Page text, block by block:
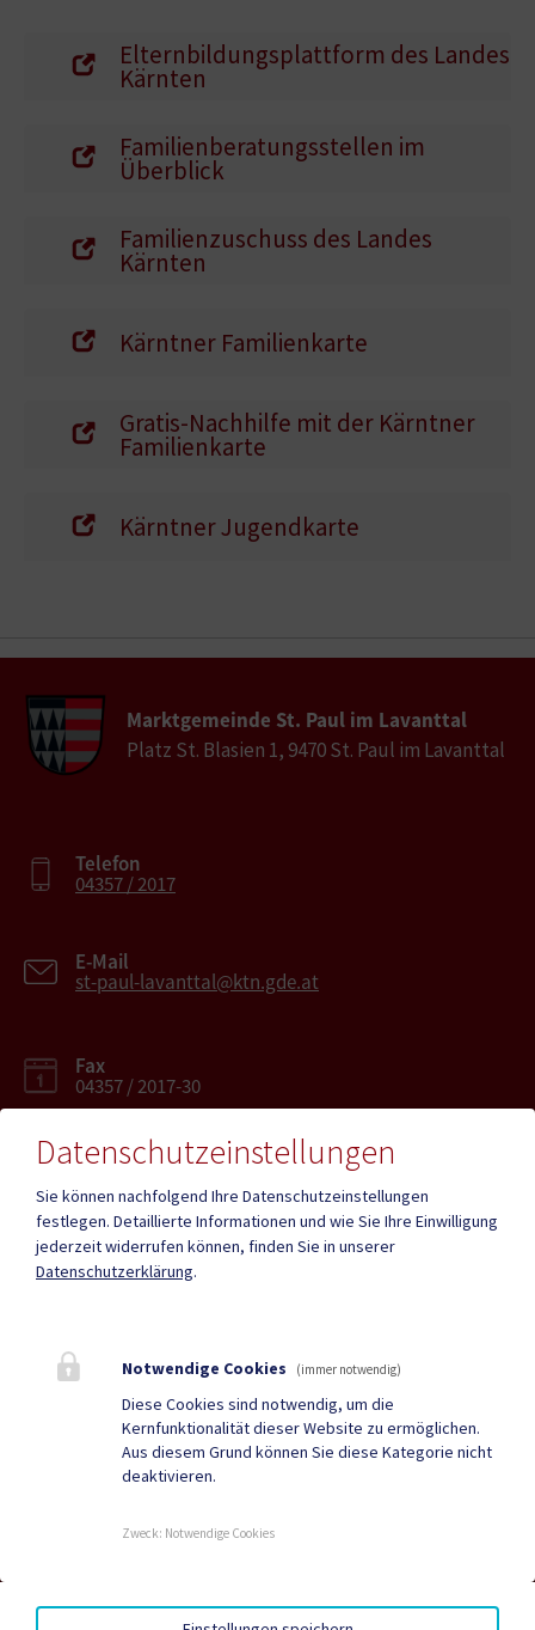
Elternbildungsplattform des Landes
Kärnten
Familienberatungsstellen im
Überblick
Familienzuschuss des Landes
Kärnten
Kärntner Familienkarte
Gratis-Nachhilfe mit der Kärntner
Familienkarte
Kärntner Jugendkarte
Marktgemeinde St. Paul im Lavanttal
Platz St. Blasien 1, 9470 St. Paul im Lavanttal
Telefon
04357 / 2017
E-Mail
st-paul-lavanttal@ktn.gde.at
Fax
04357 / 2017-30
Mehr
Geko digital Gemeinde-
Infopoint St. Paul
Duale Zustellung
Gemeindenachrichten
AMTSSIGNATUR BARRIEREFREIHEIT
Datenschutzeinstellungen
Sie können nachfolgend Ihre Datenschutzeinstellungen
festlegen. Detaillierte Informationen und wie Sie Ihre Einwilligung
jederzeit widerrufen können, finden Sie in unserer
Datenschutzerklärung.
Notwendige Cookies (immer notwendig)
Diese Cookies sind notwendig, um die
Kernfunktionalität dieser Website zu ermöglichen.
Aus diesem Grund können Sie diese Kategorie nicht
deaktivieren.
Zweck: Notwendige Cookies